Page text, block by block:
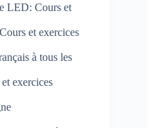
LED: Cours et
et exercices
à tous les
exercices